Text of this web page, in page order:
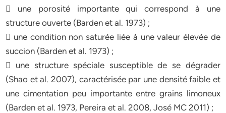
 une porosité importante qui correspond à une
structure ouverte (Barden et al. 1973) ;
 une condition non saturée liée à une valeur élevée de
succion (Barden et al. 1973) ;
 une structure spéciale susceptible de se dégrader
(Shao et al. 2007), caractérisée par une densité faible et
une cimentation peu importante entre grains limoneux
(Barden et al. 1973, Pereira et al. 2008, José MC 2011) ;